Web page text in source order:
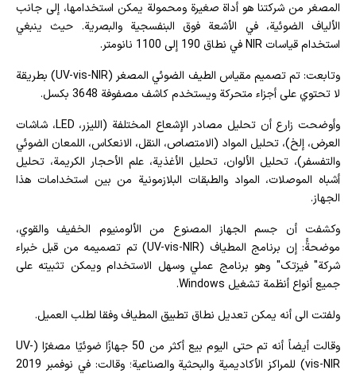
المصغر من شركتنا هو أداة صغيرة ومحمولة يمكن استخدامها، إلى جانب
الألياف الضوئية، في الأشعة فوق البنفسجية والبصرية. حيث ينبغي
استخدام قياسات NIR في نطاق 190 إلى 1100 نانومتر.
وتابعت: تم تصميم مقياس الطيف الضوئي المصغر (UV-vis-NIR) بطريقة
لا تحتوي على أجزاء متحركة ويستخدم كاشف مصفوفة 3648 بكسل.
وأوضحت زارع أن تحليل مصادر الإشعاع المختلفة (الليزر، LED، شاشات
العرض، إلخ)، تحليل المواد (الامتصاص، النقل، الانعكاس، اللمعان الضوئي
والتفسفر)، تحليل الألوان، تحليل الأغذية، علم الأحجار الكريمة، تحليل
أشباه الموصلات، المواد والطبقات البلازمونية من بين استخدامات هذا
الجهاز.
وكشفت أن جسم الجهاز المصنوع من الألومنيوم الخفيف والقوي،
موضحةًً: إن برنامج المطياف (UV-vis-NIR) تم تصميمه من قبل خبراء
شركة" فیزتک" وهو برنامج عملي وسهل الاستخدام ويمكن تثبيته على
جميع أنواع أنظمة تشغيل Windows.
ولفتت الى أنه يمكن تعديل نطاق تطبيق المطياف وفقا لطلب العميل.
وقالت أيضاً أنه تم حتى اليوم بيع أكثر من 50 جهازًا ضوئيًا مصغرًا (UV-
vis-NIR) للمراكز الأكاديمية والبحثية والصناعية؛ وقالت: في نوفمبر 2019